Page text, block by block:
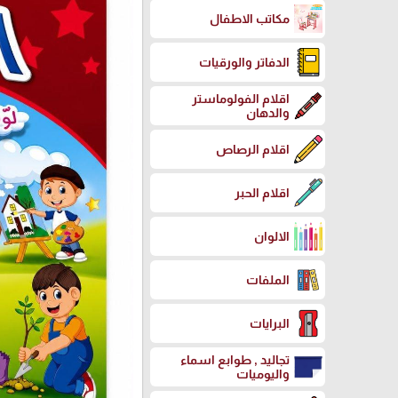
مكاتب الاطفال
الدفاتر والورقيات
اقلام الفولوماستر
والدهان
اقلام الرصاص
اقلام الحبر
الالوان
الملفات
البرايات
تجاليد , طوابع اسماء
واليوميات